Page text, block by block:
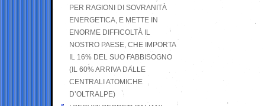
PER RAGIONI DI SOVRANITÀ
ENERGETICA, E METTE IN
ENORME DIFFICOLTÀ IL
NOSTRO PAESE, CHE IMPORTA
IL 16% DEL SUO FABBISOGNO
(IL 60% ARRIVA DALLE
CENTRALI ATOMICHE
D’OLTRALPE)